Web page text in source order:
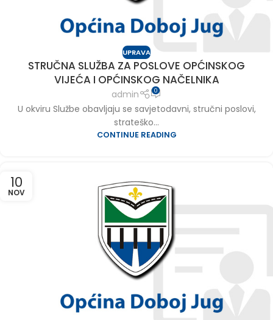
UPRAVA
STRUČNA SLUŽBA ZA POSLOVE OPĆINSKOG
VIJEĆA I OPĆINSKOG NAČELNIKA
admin 0
U okviru Službe obavljaju se savjetodavni, stručni poslovi,
strateško...
CONTINUE READING
10
NOV